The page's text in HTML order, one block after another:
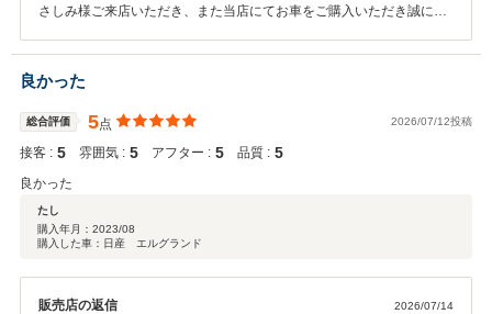
さしみ様ご来店いただき、また当店にてお車をご購入いただき誠にあ
思います。今後もご満足頂けるようスタッフ一同精進してまいりま
す。 ご納車後も点検やメンテナンスをはじめ、お車に関することは何
しっかりとサポートさせていただきます。 今後とも末永いお付き合い
のほど、よろしくお願い申し上げます。
良かった
総合評価 5点 2026/07/12投稿
接客 : 5 雰囲気 : 5 アフター : 5 品質 : 5
良かった
たし
購入年月： 2023/08
購入した車：日産 エルグランド
販売店の返信 2026/07/14